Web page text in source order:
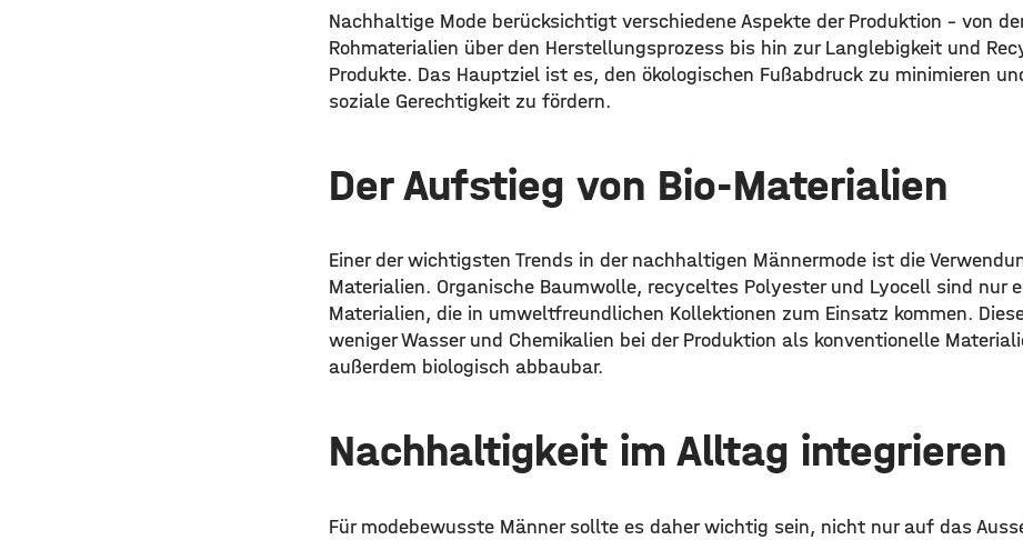
Nachhaltige Mode berücksichtigt verschiedene Aspekte der Produktion – von
Rohmaterialien über den Herstellungsprozess bis hin zur Langlebigkeit und
Produkte. Das Hauptziel ist es, den ökologischen Fußabdruck zu minimieren
soziale Gerechtigkeit zu fördern.
Der Aufstieg von Bio-Materialien
Einer der wichtigsten Trends in der nachhaltigen Männermode ist die
Materialien. Organische Baumwolle, recyceltes Polyester und Lyocell sind nur
Materialien, die in umweltfreundlichen Kollektionen zum Einsatz kommen.
weniger Wasser und Chemikalien bei der Produktion als konventionelle
außerdem biologisch abbaubar.
Nachhaltigkeit im Alltag integrieren
Für modebewusste Männer sollte es daher wichtig sein, nicht nur auf das